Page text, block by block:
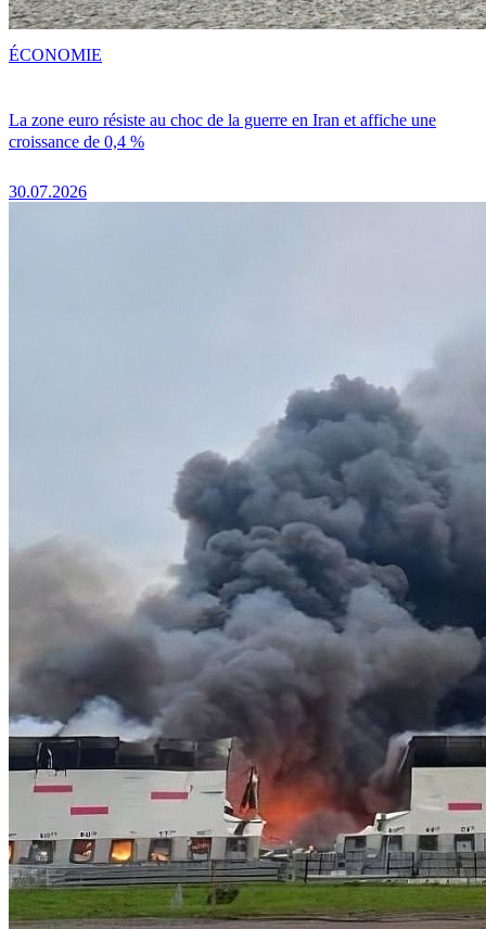
La zone euro résiste au choc de la guerre en Iran et affiche une
croissance de 0,4 %
30.07.2026
ÉCONOMIE